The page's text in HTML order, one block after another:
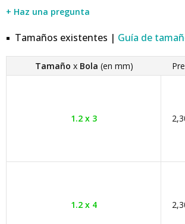
+ Haz una pregunta
Tamaños existentes | Guía de
Tamaño x Bola (en mm)
1.2 x 3
1.2 x 4